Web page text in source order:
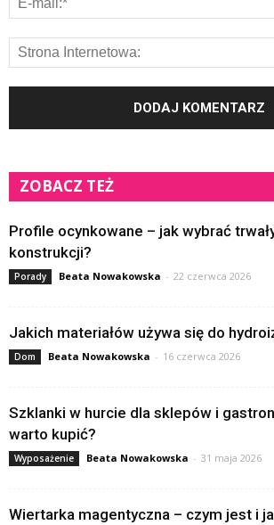
ZOBACZ TEŻ
Profile ocynkowane – jak wybrać
konstrukcji?
Porady Beata Nowakowska - 22 czerwca 2026
Jakich materiałów używa się do
Dom Beata Nowakowska - 16 czerwca 2026
Szklanki w hurcie dla sklepów i
warto kupić?
Wyposażenie Beata Nowakowska - 31 maja 2026
Wiertarka magentyczna – czym jest i